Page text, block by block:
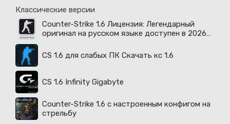
Классические версии
Counter-Strike 1.6 Лицензия: Легендарный
оригинал на русском языке доступен в 2026
CS 1.6 для слабых ПК Скачать кс 1.6
CS 1.6 Infinity Gigabyte
Counter-Strike 1.6 с настроенным конфигом на
стрельбу